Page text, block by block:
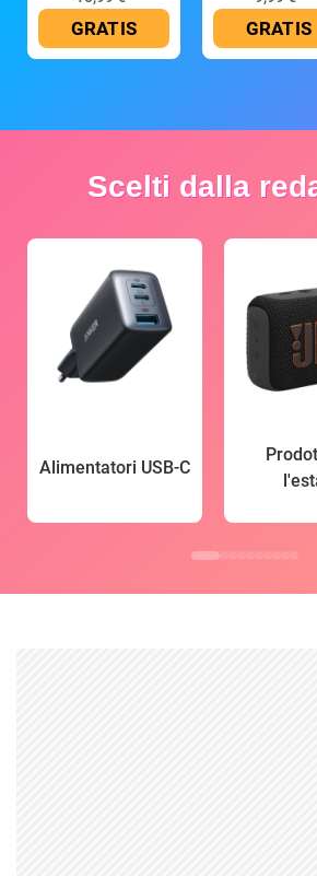
GRATIS GRATIS
Scelti dalla
Alimentatori USB-C